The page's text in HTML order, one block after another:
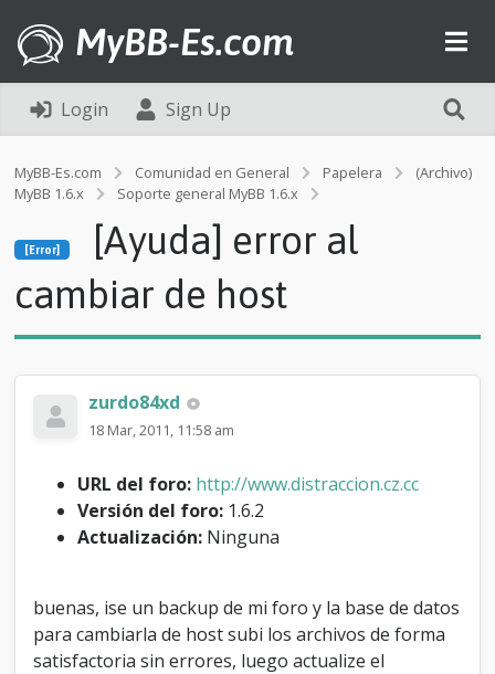
MyBB-Es.com
Login Sign Up
MyBB-Es.com Comunidad en General Papelera
(Archivo)
MyBB 1.6.x
Soporte general MyBB 1.6.x
[
A
a
e
a
i
a
r
[Error]
[Ayuda] error al
cambiar de host
zurdo84xd
18 Mar, 2011, 11:58 am
URL del foro: http://www.distraccion.cz.cc
Versión del foro: 1.6.2
Actualización: Ninguna
buenas, ise un backup de mi foro y la base de datos
para cambiarla de host subi los archivos de forma
satisfactoria sin errores, luego actualize el